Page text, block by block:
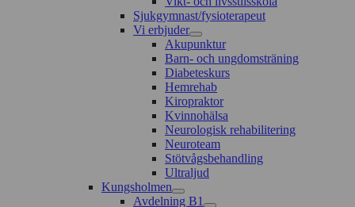
Sjukgymnast/fysioterapeut
Vi erbjuder
Akupunktur
Barn- och ungdomsträning
Diabeteskurs
Hemrehab
Kiropraktor
Kvinnohälsa
Neurologisk rehabilitering
Neuroteam
Stötvågsbehandling
Ultraljud
Kungsholmen
Avdelning B1